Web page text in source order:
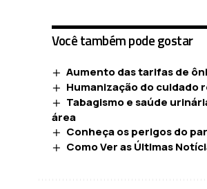
Você também pode gostar
Aumento das tarifas de
Humanização do cuidado
Tabagismo e saúde
área
Conheça os perigos do
Como Ver as Últimas